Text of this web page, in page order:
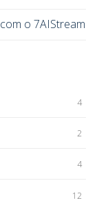
o 7AIStream
4
2
4
12